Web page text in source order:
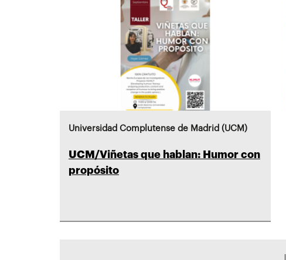
Universidad Complutense de Madrid (UCM)
UCM/Viñetas que hablan: Humor con
propósito